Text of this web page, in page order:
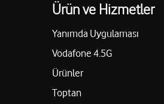
Ürün ve Hizmetler
Yanımda Uygulaması
Vodafone 4.5G
Ürünler
Toptan